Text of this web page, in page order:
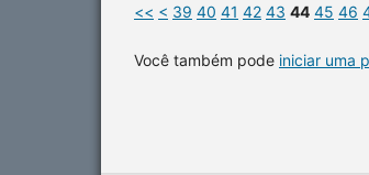
<< < 39 40 41 42 43 44 45 46
Você também pode iniciar uma